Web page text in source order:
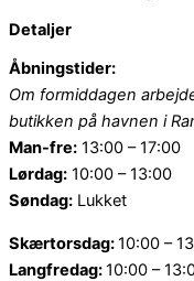
Detaljer
Åbningstider:
Om formiddagen
butikken på havnen i
Man-fre: 13:00 – 17:00
Lørdag: 10:00 – 13:00
Søndag: Lukket
Skærtorsdag:10:00 –
Langfredag:10:00 –